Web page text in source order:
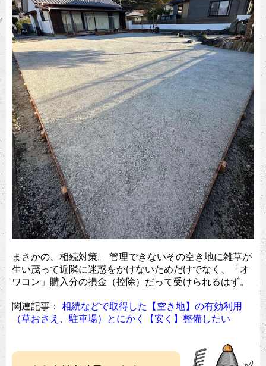
まさかの、相続対策。 管理できないその空き地に雑草が
生い茂って近隣に迷惑をかけないためだけでなく、「オ
ワコン」購入分の損金（控除）だって受けられるはず。
関連記事： 相続などで取得した【空き地】の有効利用
（草おさえ、駐車場）とにかく【安く】整備したい